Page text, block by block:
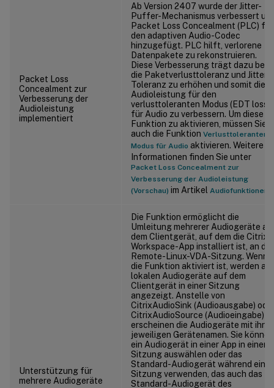
Packet Loss
Concealment zur
Verbesserung der
Audioleistung
implementiert
Ab Version 2407 wurde der Jitter-
Puffer-Mechanismus verbessert
Packet Loss Concealment (PLC) für
den adaptiven Audio-Codec
hinzugefügt. PLC hilft, verlorene
Datenpakete zu rekonstruieren.
Diese Verbesserung trägt dazu bei,
die Paketverlusttoleranz und Jitter-
Toleranz zu erhöhen und somit die
Audioleistung für den
verlusttoleranten Modus (EDT lossy)
für Audio zu verbessern. Um diese
Funktion zu aktivieren, müssen Sie
auch die Funktion Verlusttoleranter
Modus für Audio aktivieren. Weitere
Informationen finden Sie unter
Packet Loss Concealment zur
Verbesserung der Audioleistung
(Vorschau) im Artikel Audiofunktionen
Unterstützung für
mehrere Audiogeräte
Die Funktion ermöglicht die
Umleitung mehrerer Audiogeräte
dem Clientgerät, auf dem die Citrix
Workspace-App installiert ist, an die
Remote-Linux-VDA-Sitzung. Wenn
die Funktion aktiviert ist, werden
lokalen Audiogeräte auf dem
Clientgerät in einer Sitzung
angezeigt. Anstelle von
CitrixAudioSink (Audioausgabe)
CitrixAudioSource (Audioeingabe)
erscheinen die Audiogeräte mit ihren
jeweiligen Gerätenamen. Sie können
ein Audiogerät in einer App in einer
Sitzung auswählen oder das
Standard-Audiogerät während einer
Sitzung verwenden, das auch das
Standard-Audiogerät des